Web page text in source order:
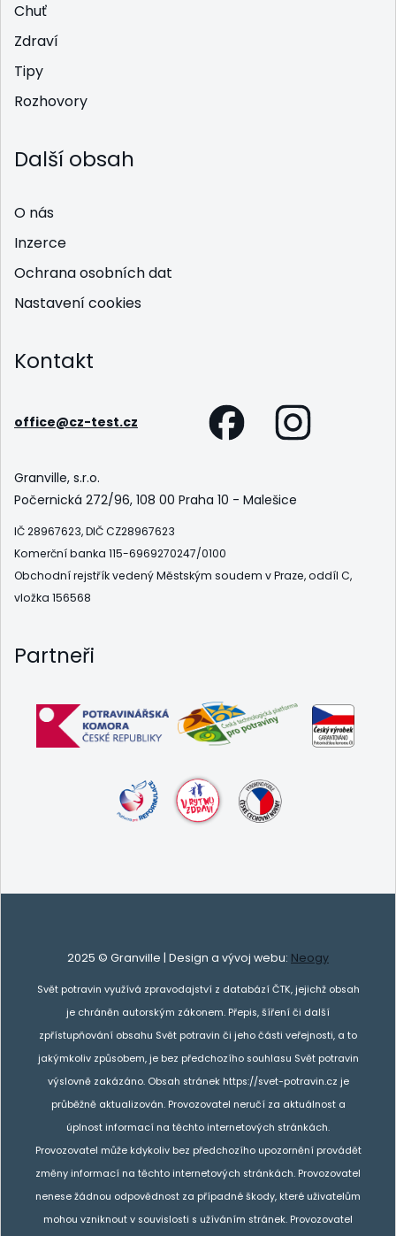
Chuť
Zdraví
Tipy
Rozhovory
Další obsah
O nás
Inzerce
Ochrana osobních dat
Nastavení cookies
Kontakt
office@cz-test.cz
Granville, s.r.o.
Počernická 272/96, 108 00 Praha 10 - Malešice
IČ 28967623, DIČ CZ28967623
Komerční banka 115-6969270247/0100
Obchodní rejstřík vedený Městským soudem v Praze, oddíl C,
vložka 156568
Partneři
2025 © Granville | Design a vývoj webu: Neogy
Svět potravin využívá zpravodajství z databází ČTK, jejichž obsah
je chráněn autorským zákonem. Přepis, šíření či další
zpřístupňování obsahu Svět potravin či jeho části veřejnosti, a to
jakýmkoliv způsobem, je bez předchozího souhlasu Svět potravin
výslovně zakázáno. Obsah stránek https://svet-potravin.cz je
průběžně aktualizován. Provozovatel neručí za aktuálnost a
úplnost informací na těchto internetových stránkách.
Provozovatel může kdykoliv bez předchozího upozornění provádět
změny informací na těchto internetových stránkách. Provozovatel
nenese žádnou odpovědnost za případné škody, které uživatelům
mohou vzniknout v souvislosti s užíváním stránek. Provozovatel